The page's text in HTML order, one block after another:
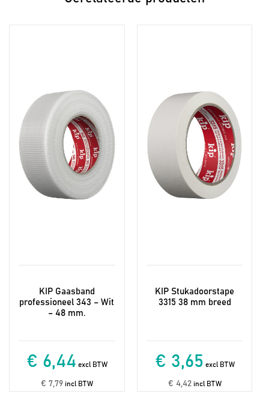
KIP Gaasband
professioneel 343 – Wit
– 48 mm.
€ 6,44 excl BTW
€ 7,79incl BTW
KIP Stukadoorstape
3315 38 mm breed
€ 3,65 excl BTW
€ 4,42incl BTW